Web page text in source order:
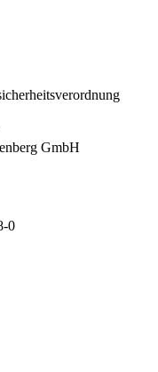
GmbH
0